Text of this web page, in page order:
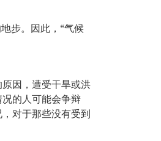
步。因此，“气候
因，遭受干旱或洪
的人可能会争辩
对于那些没有受到